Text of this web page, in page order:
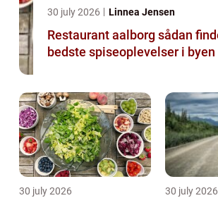
30 july 2026 Linnea Jensen
Restaurant aalborg sådan finder du de
bedste spiseoplevelser i byen
30 july 2026 30 july 2026